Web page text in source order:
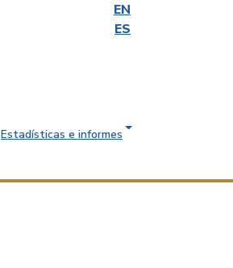
EN
ES
Estadísticas e informes